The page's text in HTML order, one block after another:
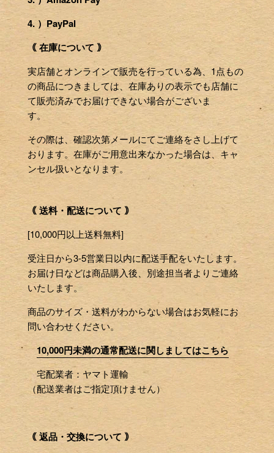
4. ）PayPal
｟ 在庫について ｠
実店舗とオンラインで販売を行っている為、1点もの
の商品につきましては、在庫ありの表示でも店舗に
て販売済みでお届けできない場合がございま
す。
その際は、確認次第メールにてご連絡をさし上げて
おります。在庫がご用意出来なかった場合は、キャ
ンセル扱いとなります。
｟ 送料・配送について ｠
[10,000円以上送料無料]
受注日から3-5営業日以内に配送手配をいたします。
お届け日などは商品購入後、別途担当者よりご連絡
いたします。
商品のサイズ・送料がわからない場合はお気軽にお
問い合わせください。
10,000円未満の通常配送に関しましてはこちら
宅配業者：ヤマト運輸
（配送業者はご指定頂けません）
｟ 返品・交換について ｠